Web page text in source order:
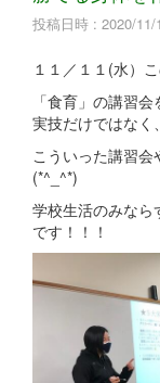
投稿日時 : 2020/11/
１１／１１(水）
「食育」の講習
実技だけではなく、
こういった講習
(*^_^*)
学校生活のみなら
です！！！